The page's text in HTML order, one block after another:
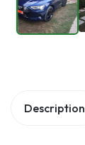
Description